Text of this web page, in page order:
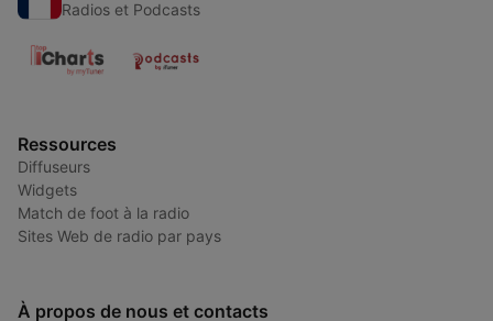
Radios et Podcasts
Ressources
Diffuseurs
Widgets
Match de foot à la radio
Sites Web de radio par pays
À propos de nous et contacts